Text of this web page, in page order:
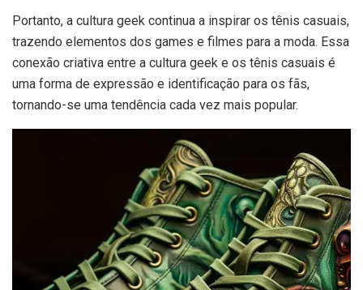
Portanto, a cultura geek continua a inspirar os tênis casuais,
trazendo elementos dos games e filmes para a moda. Essa
conexão criativa entre a cultura geek e os tênis casuais é
uma forma de expressão e identificação para os fãs,
tornando-se uma tendência cada vez mais popular.